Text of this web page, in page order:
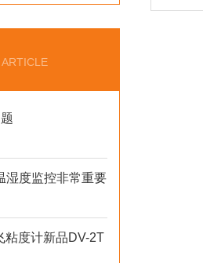
湿度监控非常重要
粘度计新品DV-2T